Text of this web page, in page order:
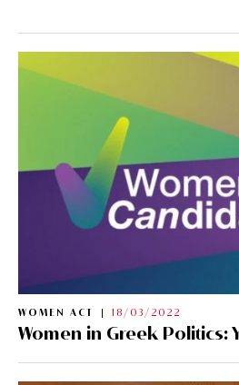
WOMEN ACT 18/03/2022
Women in Greek Politics: